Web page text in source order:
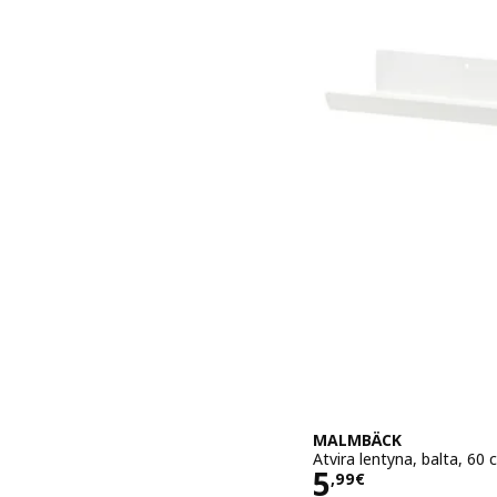
MALMBÄCK
Atvira lentyna, balta, 60
5,99€
Kaina 5,99€